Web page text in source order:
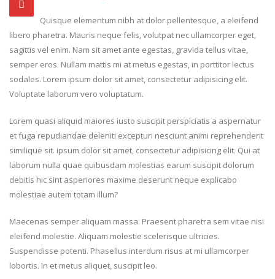
Quisque elementum nibh at dolor pellentesque, a eleifend
libero pharetra. Mauris neque felis, volutpat nec ullamcorper eget,
sagittis vel enim. Nam sit amet ante egestas, gravida tellus vitae,
semper eros. Nullam mattis mi at metus egestas, in porttitor lectus
sodales. Lorem ipsum dolor sit amet, consectetur adipisicing elit.
Voluptate laborum vero voluptatum.
Lorem quasi aliquid maiores iusto suscipit perspiciatis a aspernatur
et fuga repudiandae deleniti excepturi nesciunt animi reprehenderit
similique sit. ipsum dolor sit amet, consectetur adipisicing elit. Qui at
laborum nulla quae quibusdam molestias earum suscipit dolorum
debitis hic sint asperiores maxime deserunt neque explicabo
molestiae autem totam illum?
Maecenas semper aliquam massa. Praesent pharetra sem vitae nisi
eleifend molestie. Aliquam molestie scelerisque ultricies.
Suspendisse potenti. Phasellus interdum risus at mi ullamcorper
lobortis. In et metus aliquet, suscipit leo.